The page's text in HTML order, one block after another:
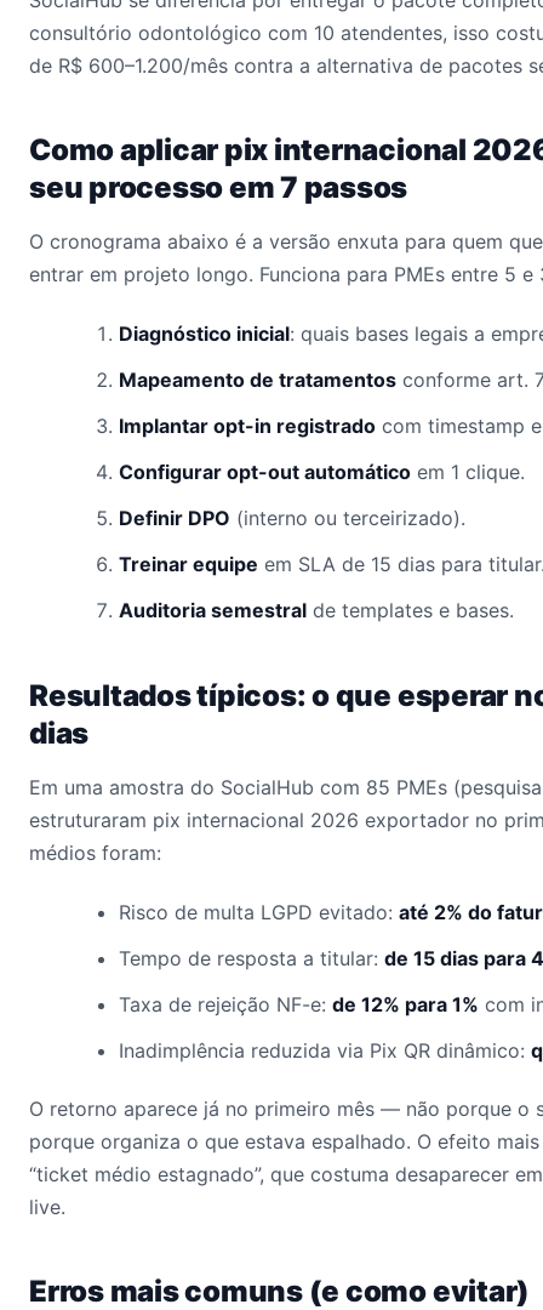
consultório odontológico com 10 atendentes, isso
de R$ 600–1.200/mês contra a alternativa de pacotes
Como aplicar pix internacional
seu processo em 7 passos
O cronograma abaixo é a versão enxuta para quem
entrar em projeto longo. Funciona para PMEs entre 5 e
Diagnóstico inicial: quais bases legais a
Mapeamento de tratamentos conforme art.
Implantar opt-in registrado com timestamp
Configurar opt-out automático em 1 clique.
Definir DPO (interno ou terceirizado).
Treinar equipe em SLA de 15 dias para
Auditoria semestral de templates e bases.
Resultados típicos: o que esperar
dias
Em uma amostra do SocialHub com 85 PMEs
estruturaram pix internacional 2026 exportador no
médios foram:
Risco de multa LGPD evitado: até 2% do
Tempo de resposta a titular: de 15 dias para
Taxa de rejeição NF-e: de 12% para 1% com
Inadimplência reduzida via Pix QR dinâmico:
O retorno aparece já no primeiro mês — não porque o
porque organiza o que estava espalhado. O efeito
“ticket médio estagnado”, que costuma desaparecer
live.
Erros mais comuns (e como evitar)